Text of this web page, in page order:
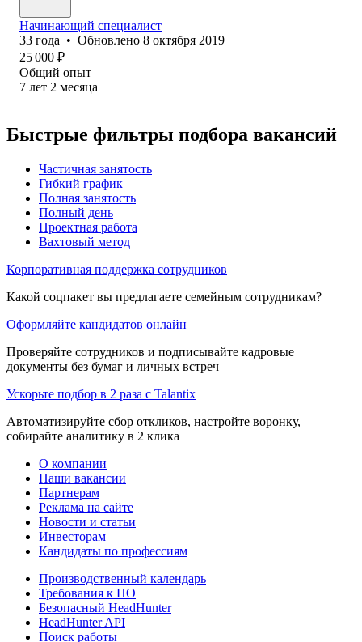
Начинающий специалист
33 года • Обновлено 8 октября 2019
25 000 ₽
Общий опыт
7 лет 2 месяца
Быстрые фильтры подбора вакансий
Частичная занятость
Гибкий график
Полная занятость
Полный день
Проектная работа
Вахтовый метод
Корпоративная поддержка сотрудников
Какой соцпакет вы предлагаете семейным сотрудникам?
Оформляйте кандидатов онлайн
Проверяйте сотрудников и подписывайте кадровые
документы без бумаг и личных встреч
Ускорьте подбор в 2 раза с Talantix
Автоматизируйте сбор откликов, настройте воронку,
собирайте аналитику в 2 клика
О компании
Наши вакансии
Партнерам
Реклама на сайте
Новости и статьи
Инвесторам
Кандидаты по профессиям
Производственный календарь
Требования к ПО
Безопасный HeadHunter
HeadHunter API
Поиск работы